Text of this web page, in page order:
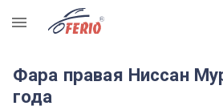
R
Фара правая Ниссан
года